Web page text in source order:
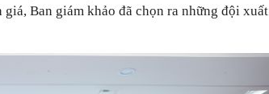
Ban giám khảo đã chọn ra những đội xuất